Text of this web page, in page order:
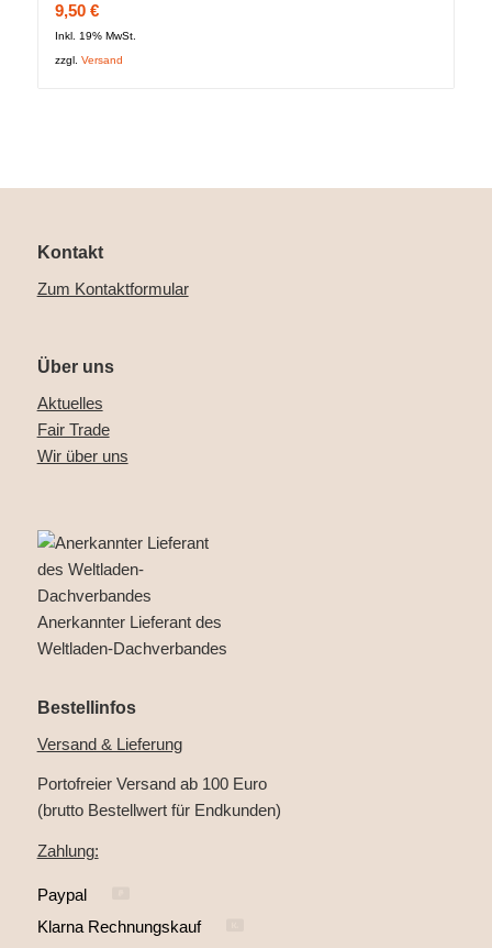
9,50 €
Inkl. 19% MwSt.
zzgl. Versand
Kontakt
Zum Kontaktformular
Über uns
Aktuelles
Fair Trade
Wir über uns
Anerkannter Lieferant des
Weltladen-Dachverbandes
Bestellinfos
Versand & Lieferung
Portofreier Versand ab 100 Euro
(brutto Bestellwert für Endkunden)
Zahlung:
Paypal
Klarna Rechnungskauf